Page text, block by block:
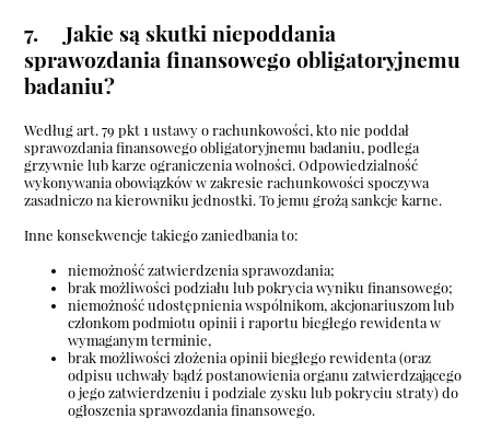
7. Jakie są skutki niepoddania
sprawozdania finansowego obligatoryjnemu
badaniu?
Według art. 79 pkt 1 ustawy o rachunkowości, kto nie poddał
sprawozdania finansowego obligatoryjnemu badaniu, podlega
grzywnie lub karze ograniczenia wolności. Odpowiedzialność
wykonywania obowiązków w zakresie rachunkowości spoczywa
zasadniczo na kierowniku jednostki. To jemu grożą sankcje karne.
Inne konsekwencje takiego zaniedbania to:
niemożność zatwierdzenia sprawozdania;
brak możliwości podziału lub pokrycia wyniku finansowego;
niemożność udostępnienia wspólnikom, akcjonariuszom lub
członkom podmiotu opinii i raportu biegłego rewidenta w
wymaganym terminie,
brak możliwości złożenia opinii biegłego rewidenta (oraz
odpisu uchwały bądź postanowienia organu zatwierdzającego
o jego zatwierdzeniu i podziale zysku lub pokryciu straty) do
ogłoszenia sprawozdania finansowego.